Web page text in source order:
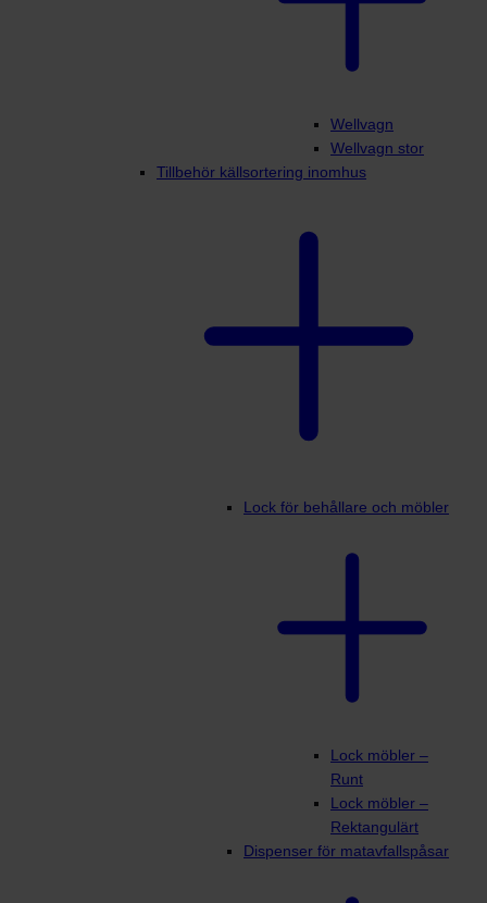
Wellvagn
Wellvagn stor
Tillbehör källsortering inomhus
Lock för behållare och möbler
Lock möbler –
Runt
Lock möbler –
Rektangulärt
Dispenser för matavfallspåsar